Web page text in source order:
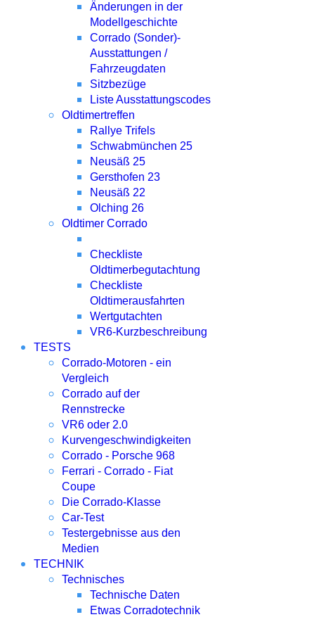
Änderungen in der
Modellgeschichte
Corrado (Sonder)-
Ausstattungen /
Fahrzeugdaten
Sitzbezüge
Liste Ausstattungscodes
Oldtimertreffen
Rallye Trifels
Schwabmünchen 25
Neusäß 25
Gersthofen 23
Neusäß 22
Olching 26
Oldtimer Corrado
Checkliste
Oldtimerbegutachtung
Checkliste
Oldtimerausfahrten
Wertgutachten
VR6-Kurzbeschreibung
TESTS
Corrado-Motoren - ein
Vergleich
Corrado auf der
Rennstrecke
VR6 oder 2.0
Kurvengeschwindigkeiten
Corrado - Porsche 968
Ferrari - Corrado - Fiat
Coupe
Die Corrado-Klasse
Car-Test
Testergebnisse aus den
Medien
TECHNIK
Technisches
Technische Daten
Etwas Corradotechnik